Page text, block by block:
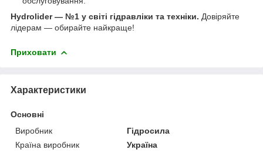
Hydrolider — №1 у світі гідравліки та техніки. Довіряйте
лідерам — обирайте найкраще!
Приховати
Характеристики
Основні
Виробник
Гідросила
Країна виробник
Україна